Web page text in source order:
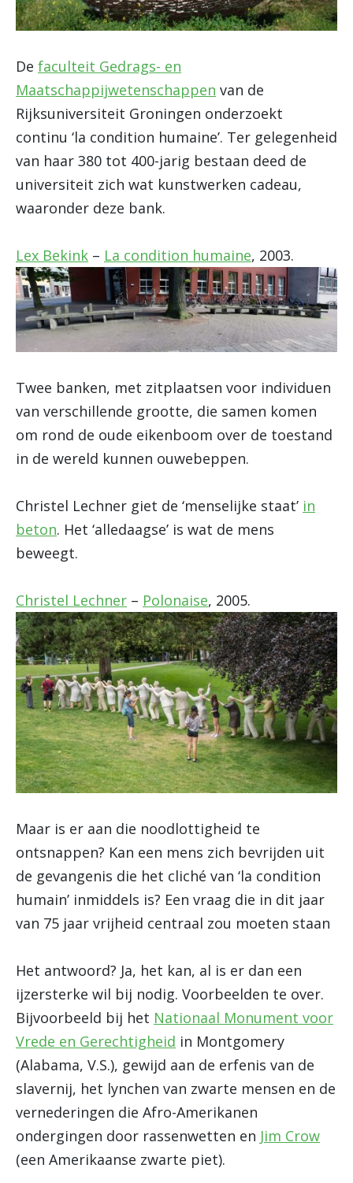
De faculteit Gedrags- en
Maatschappijwetenschappen van de
Rijksuniversiteit Groningen onderzoekt
continu ‘la condition humaine’. Ter gelegenheid
van haar 380 tot 400-jarig bestaan deed de
universiteit zich wat kunstwerken cadeau,
waaronder deze bank.
Lex Bekink – La condition humaine, 2003.
Twee banken, met zitplaatsen voor individuen
van verschillende grootte, die samen komen
om rond de oude eikenboom over de toestand
in de wereld kunnen ouwebeppen.
Christel Lechner giet de ‘menselijke staat’ in
beton. Het ‘alledaagse’ is wat de mens
beweegt.
Christel Lechner – Polonaise, 2005.
Maar is er aan die noodlottigheid te
ontsnappen? Kan een mens zich bevrijden uit
de gevangenis die het cliché van ‘la condition
humain’ inmiddels is? Een vraag die in dit jaar
van 75 jaar vrijheid centraal zou moeten staan
Het antwoord? Ja, het kan, al is er dan een
ijzersterke wil bij nodig. Voorbeelden te over.
Bijvoorbeeld bij het Nationaal Monument voor
Vrede en Gerechtigheid in Montgomery
(Alabama, V.S.), gewijd aan de erfenis van de
slavernij, het lynchen van zwarte mensen en de
vernederingen die Afro-Amerikanen
ondergingen door rassenwetten en Jim Crow
(een Amerikaanse zwarte piet).